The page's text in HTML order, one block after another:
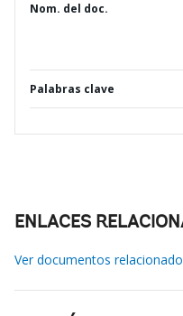
Nom. del doc.
Palabras clave
ENLACES
Ver documentos